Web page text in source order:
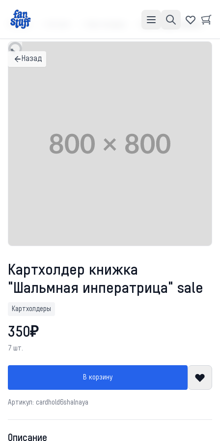
Главная Картхолдер книжка "Шальмная инператрица" sale
Назад
Картхолдер книжка
"Шальмная инператрица" sale
Картхолдеры
350₽
7 шт.
В корзину
Артикул: cardhold6shalnaya
Описание